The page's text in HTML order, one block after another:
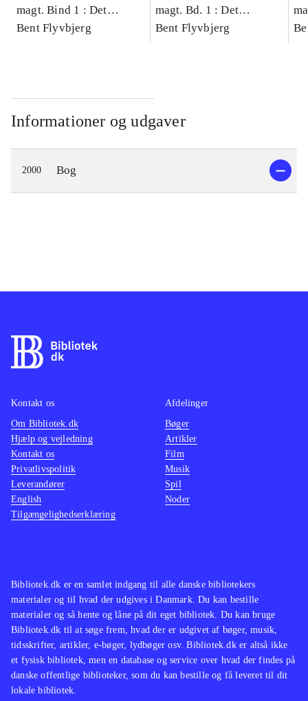
magt. Bind 1 : Det
konkretes videnskab
Bent Flyvbjerg
magt. Bd. 1 : Det
konkretes videnskab
Bent Flyvbjerg
Informationer og udgaver
2000 Bog
Bibliotek.dk er en samlet indgang til alle danske bibliotekers
materialer og til hvad der udgives i Danmark. Du kan bestille
materialer og så hente og låne på dit eget bibliotek. Du kan bruge
Bibliotek.dk til at søge frem, hvad der er udgivet af bøger, musik,
tidsskrifter, artikler, e-bøger, lydbøger osv. Bibliotek.dk er altså ikke
et fysisk bibliotek, men en database og service over hvad der findes på
danske offentlige biblioteker, som du kan bestille og få leveret til dit
lokale bibliotek.
Kontakt os
Om Bibliotek.dk
Hjælp og vejledning
Kontakt os
Privatlivspolitik
Leverandører
English
Tilgængelighedserklæring
Afdelinger
Bøger
Artikler
Film
Musik
Spil
Noder